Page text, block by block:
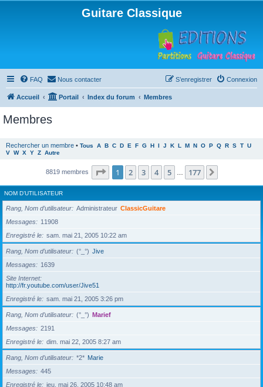
Guitare Classique
FAQ Nous contacter Connexion
S’enregistrer
Accueil Portail Index du forum Membres
Membres
Rechercher un membre • Tous A B C D E F G H I J K L M N O P Q R S T U
V W X Y Z Autre
8819 membres Page 1sur177
1 2 3 4 5 177
NOM D’UTILISATEUR
Rang, Nom d’utilisateur Administrateur ClassicGuitare
Messages
11908
Enregistré le
sam. mai 21, 2005 10:22 am
Rang, Nom d’utilisateur (°_°) Jive
Messages
1639
Site Internet
http://fr.youtube.com/user/Jive51
Enregistré le
sam. mai 21, 2005 3:26 pm
Rang, Nom d’utilisateur (°_°) Marief
Messages
2191
Enregistré le
dim. mai 22, 2005 8:27 am
Rang, Nom d’utilisateur *2* Marie
Messages
445
Enregistré le
jeu. mai 26, 2005 10:48 am